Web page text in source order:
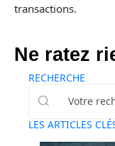
transactions.
Ne ratez
RECHERCHE
LES ARTICLES